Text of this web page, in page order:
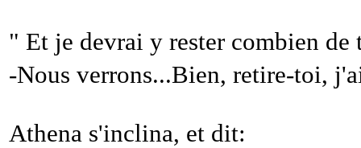
" Et je devrai y rester combien de
-Nous verrons...Bien, retire-toi,
Athena s'inclina, et dit: